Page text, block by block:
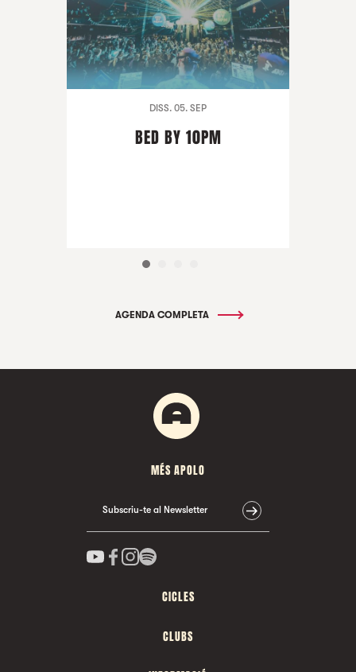
DISS. 05. SEP
BED BY 10PM
AGENDA COMPLETA
MÉS APOLO
Subscriu-te al Newsletter
CICLES
CLUBS